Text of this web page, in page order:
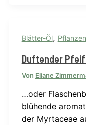
Blätter-Öl,
Duftender
Von Eliane
…oder
blühende
der Myrtaceae